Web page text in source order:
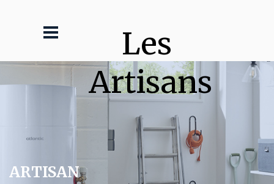
Les
Artisans
ARTISAN